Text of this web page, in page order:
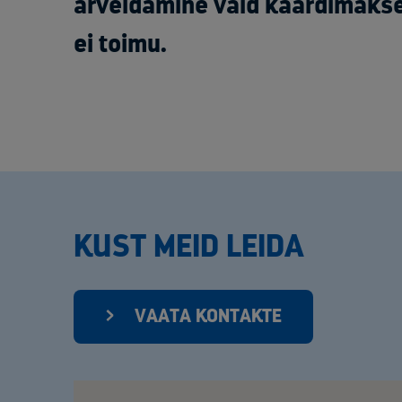
arveldamine vaid
ei toimu.
KUST MEID LEIDA
VAATA KONTAKTE